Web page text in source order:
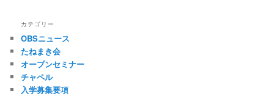
カテゴリー
OBSニュース
たねまき会
オープンセミナー
チャペル
入学募集要項